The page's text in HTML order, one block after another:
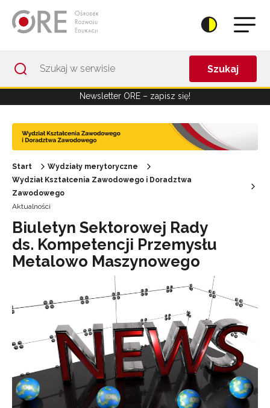
Szukaj
Newsletter ORE – zapisz się!
Start
Wydziały merytoryczne
Wydział Kształcenia Zawodowego i Doradztwa
Zawodowego
Aktualności
Biuletyn Sektorowej Rady
ds. Kompetencji Przemysłu
Metalowo Maszynowego